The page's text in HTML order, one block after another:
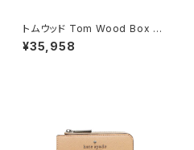
トムウッド Tom Wood Box Br
acelet ブレスレット 100066-
65 シルバー
¥35,958